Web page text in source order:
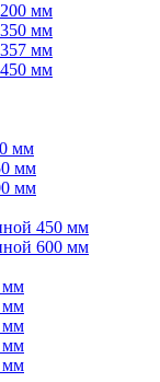
мм
мм
мм
мм
мм
мм
мм
450 мм
600 мм
мм
мм
мм
мм
мм